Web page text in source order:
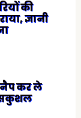
की
ज्ञानी
कर ले
सकुशल